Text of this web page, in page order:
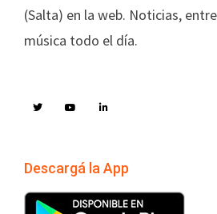
(Salta) en la web. Noticias,
música todo el día.
Descargá la App